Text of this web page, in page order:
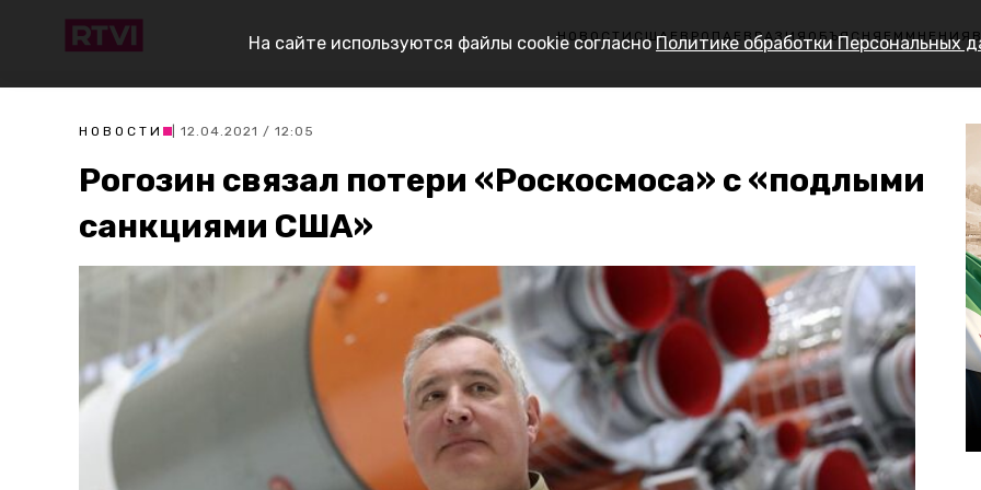
НОВОСТИ США ЕВРОПА ЕВРАЗИЯ ОБЪЯСНЯЕМ МНЕНИЯ
НОВОСТИ | 12.04.2021 / 12:05
Рогозин связал потери «Роскосмоса» с «подлыми
санкциями США»
На сайте используются файлы cookie согласноПолитике обработки Персональных